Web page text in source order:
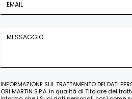
INFORMAZIONE SUL TRATTAMENTO DEI DATI
ORI MARTIN S.P.A. in qualità di Titolare del